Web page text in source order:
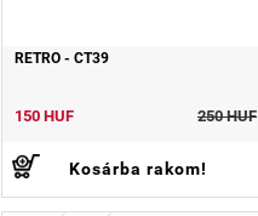
RETRO - CT39
150 HUF 250 HUF
Kosárba rakom!